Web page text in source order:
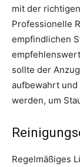
mit der
Professionelle
empfindlichen
sollte der
aufbewahrt
werden, um
Regelmäßiges